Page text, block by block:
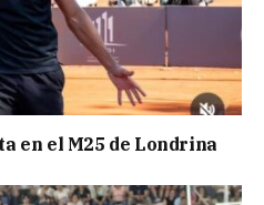
en el M25 de Londrina